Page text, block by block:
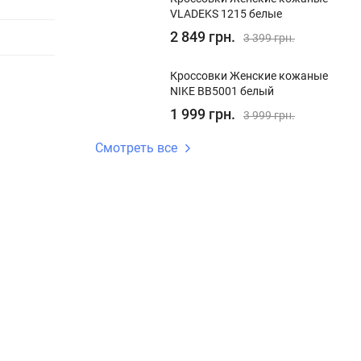
VLADEKS 1215 белые
2 849 грн. 3 399 грн.
Кроссовки Женские кожаные
NIKE BB5001 белый
1 999 грн. 3 999 грн.
Смотреть все